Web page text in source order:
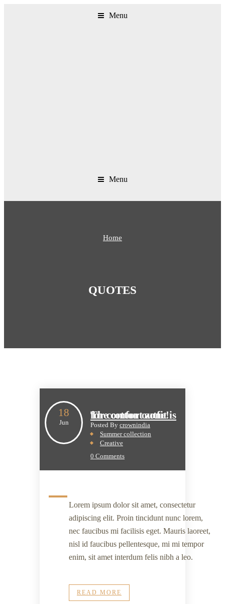
Menu
Menu
QUOTES
Home
18
Jun
The cotton outfit is for comfort zone!
Posted By crownindia
Summer collection
Creative
0 Comments
Lorem ipsum dolor sit amet, consectetur
adipiscing elit. Proin tincidunt nunc lorem,
nec faucibus mi facilisis eget. Mauris laoreet,
nisl id faucibus pellentesque, mi mi tempor
enim, sit amet interdum felis nibh a leo.
READ MORE